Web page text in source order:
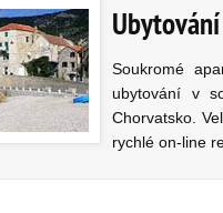
Soukromé
ubytování v
Chorvatsko.
rychlé on-line